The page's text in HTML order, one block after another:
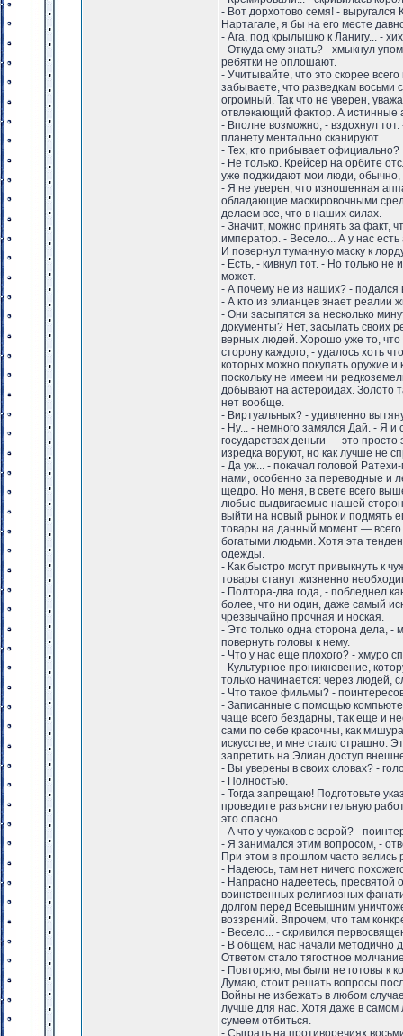
- Вот дорхотово семя! - выругался
Нартагале, я бы на его месте
- Ага, под крылышко к Ланигу... -
- Откуда ему знать? - хмыкнул
ребятки не оплошают.
- Учитывайте, что это скорее
забываете, что разведкам восьми
огромный. Так что не уверен,
отвлекающий фактор. А истинные
- Вполне возможно, - вздохнул
планету ментально сканируют.
- Тех, кто прибывает официально?
- Не только. Крейсер на орбите
уже поджидают мои люди, обычно,
- Я не уверен, что изношенная
обладающие маскировочными
делаем все, что в наших силах.
- Значит, можно принять за факт,
император. - Весело... А у нас есть
И повернул туманную маску к
- Есть, - кивнул тот. - Но только
может.
- А почему не из наших? - подался
- А кто из элианцев знает реалии
- Они засыпятся за несколько
документы? Нет, засылать своих
верных людей. Хорошо уже то,
сторону каждого, - удалось хоть
которых можно покупать оружие и
поскольку не имеем ни
добывают на астероидах. Золото
нет вообще.
- Виртуальных? - удивленно
- Ну... - немного замялся Дай. - Я
государствах деньги — это
изредка воруют, но как лучше не
- Да уж... - покачал головой
нами, особенно за переводные и
щедро. Но меня, в свете всего
любые выдвигаемые нашей
выйти на новый рынок и подмять
товары на данный момент — всего
богатыми людьми. Хотя эта
одежды.
- Как быстро могут привыкнуть к
товары станут жизненно
- Полтора-два года, - побледнел
более, что ни один, даже самый
чрезвычайно прочная и ноская.
- Это только одна сторона дела, -
повернуть головы к нему.
- Что у нас еще плохого? - хмуро
- Культурное проникновение,
только начинается: через людей,
- Что такое фильмы? -
- Записанные с помощью
чаще всего бездарны, так еще и
сами по себе красочны, как
искусстве, и мне стало страшно.
запретить на Элиан доступ
- Вы уверены в своих словах? -
- Полностью.
- Тогда запрещаю! Подготовьте
проведите разъяснительную
это опасно.
- А что у чужаков с верой? -
- Я занимался этим вопросом, -
При этом в прошлом часто велись
- Надеюсь, там нет ничего
- Напрасно надеетесь, пресвятой
воинственных религиозных
долгом перед Всевышним
воззрений. Впрочем, что там
- Весело... - скривился
- В общем, нас начали методично
Ответом стало тягостное
- Повторяю, мы были не готовы к
Думаю, стоит решать вопросы
Войны не избежать в любом
лучше для нас. Хотя даже в
сумеем отбиться.
- Сыграть на противоречиях